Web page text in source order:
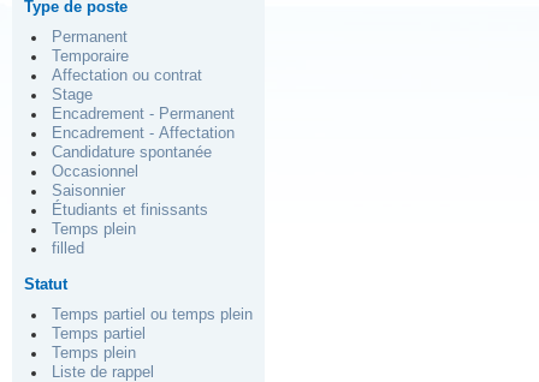
Type de poste
Permanent
Temporaire
Affectation ou contrat
Stage
Encadrement - Permanent
Encadrement - Affectation
Candidature spontanée
Occasionnel
Saisonnier
Étudiants et finissants
Temps plein
filled
Statut
Temps partiel ou temps plein
Temps partiel
Temps plein
Liste de rappel